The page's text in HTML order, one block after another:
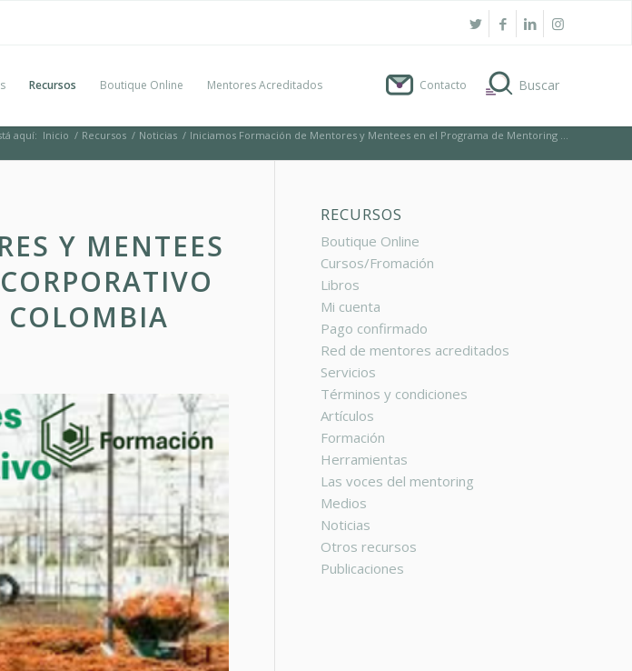
Recursos Boutique Online Mentores Acreditados Contacto
aquí: Inicio / Recursos / Noticias / Iniciamos Formación de Mentores y Mentees en el Programa de Mentoring ...
Y MENTEES
COLOMBIA
RECURSOS
Boutique Online
Cursos/Fromación
Libros
Mi cuenta
Pago confirmado
Red de mentores acreditados
Servicios
Términos y condiciones
Artículos
Formación
Herramientas
Las voces del mentoring
Medios
Noticias
Otros recursos
Publicaciones